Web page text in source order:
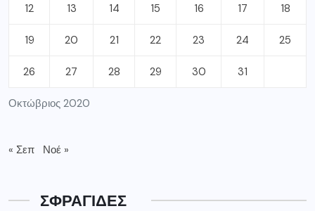
Οκτώβριος 2020
12 13 14 15 16 17 18
19 20 21 22 23 24 25
26 27 28 29 30 31
« Σεπ Νοέ »
ΣΦΡΑΓΙΔΕΣ